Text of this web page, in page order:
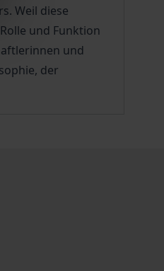
Weil diese
und Funktion
und
der